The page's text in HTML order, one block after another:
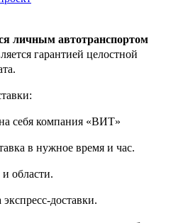
личным автотранспортом
гарантией целостной
себя компания «ВИТ»
в нужное время и час.
области.
доставки.